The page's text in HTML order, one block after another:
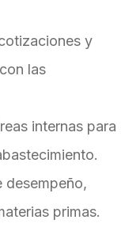
y
las
internas para
desempeño,
primas.